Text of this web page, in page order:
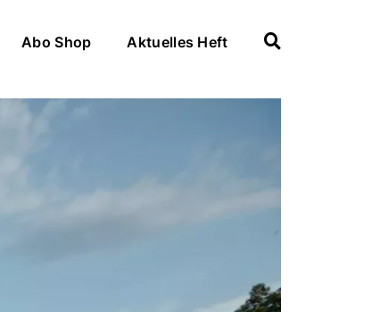
Abo Shop Aktuelles Heft